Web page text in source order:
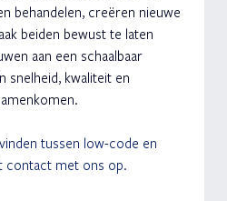
behandelen, creëren nieuwe
beiden bewust te laten
aan een schaalbaar
snelheid, kwaliteit en
tussen low-code en
contact met ons op.